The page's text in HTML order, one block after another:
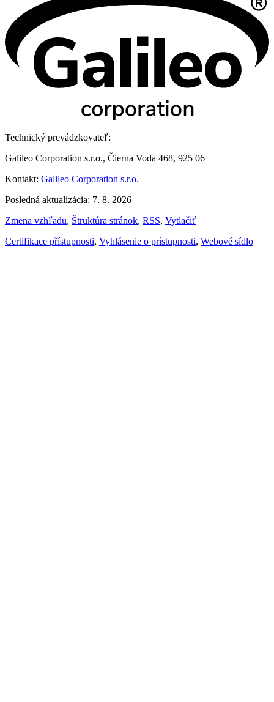
Technický prevádzkovateľ:
Galileo Corporation s.r.o., Čierna Voda 468, 925 06
Kontakt: Galileo Corporation s.r.o.
Posledná aktualizácia: 7. 8. 2026
Zmena vzhľadu, Štruktúra stránok, RSS, Vytlačiť
Certifikace přístupnosti, Vyhlásenie o prístupnosti, Webové sídlo